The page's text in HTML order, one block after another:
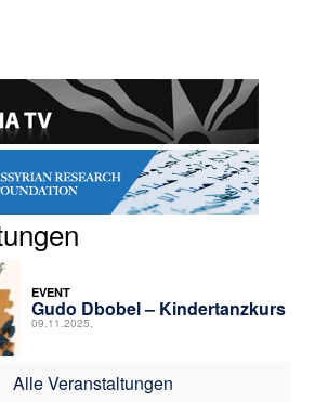
EVENT
Gudo Dbobel – Kindertanzkurs
09.11.2025,
Alle Veranstaltungen